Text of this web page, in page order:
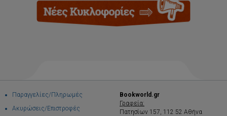
Παραγγελίες/Πληρωμές
Ακυρώσεις/Επιστροφές
Bookworld.gr
Γραφεία:
Πατησίων 157, 112 52 Αθήνα